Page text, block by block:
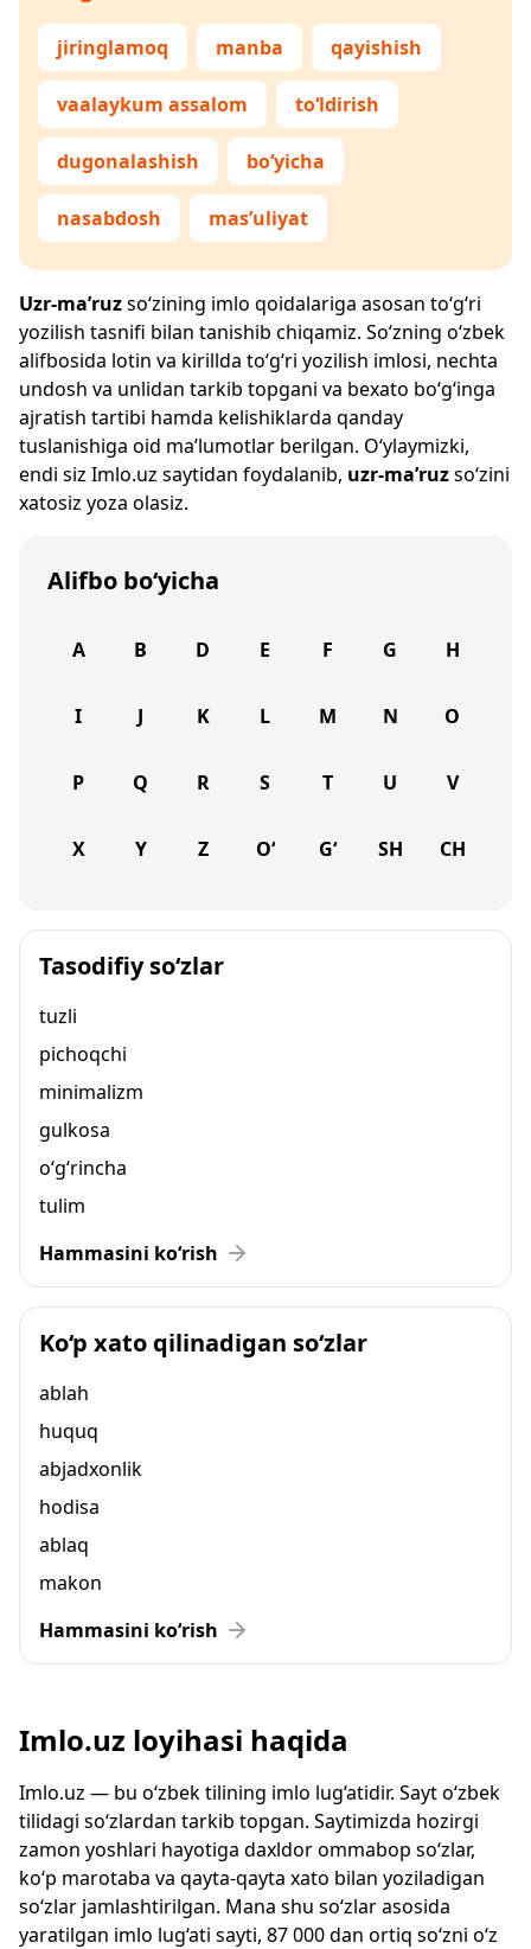
jiringlamoq manba qayishish
vaalaykum assalom to‘ldirish
dugonalashish bo‘yicha
nasabdosh mas’uliyat
Uzr-ma’ruzso‘zining imlo qoidalariga asosan to‘g‘ri
yozilish tasnifi bilan tanishib chiqamiz. So‘zning o‘zbek
alifbosida lotin va kirillda to‘g‘ri yozilish imlosi, nechta
undosh va unlidan tarkib topgani va bexato bo‘g‘inga
ajratish tartibi hamda kelishiklarda qanday
tuslanishiga oid ma’lumotlar berilgan. O‘ylaymizki,
endi siz Imlo.uz saytidan foydalanib, uzr-ma’ruzso‘zini
xatosiz yoza olasiz.
Alifbo bo‘yicha
A B D E F G H
I J K L M N O
P Q R S T U V
X Y Z O‘ G‘ SH CH
Tasodifiy so‘zlar
tuzli
pichoqchi
minimalizm
gulkosa
o‘g‘rincha
tulim
Hammasini ko‘rish
Ko‘p xato qilinadigan so‘zlar
ablah
huquq
abjadxonlik
hodisa
ablaq
makon
Hammasini ko‘rish
Imlo.uz loyihasi haqida
Imlo.uz — bu o‘zbek tilining imlo lug‘atidir. Sayt o‘zbek
tilidagi so‘zlardan tarkib topgan. Saytimizda hozirgi
zamon yoshlari hayotiga daxldor ommabop so‘zlar,
ko‘p marotaba va qayta-qayta xato bilan yoziladigan
so‘zlar jamlashtirilgan. Mana shu so‘zlar asosida
yaratilgan imlo lug‘ati sayti, 87 000 dan ortiq so‘zni o‘z